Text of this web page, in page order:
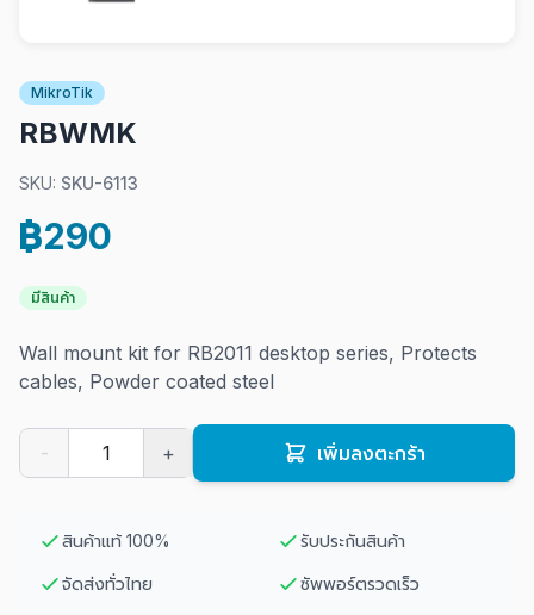
MikroTik
RBWMK
SKU: SKU-6113
฿290
มีสินค้า
Wall mount kit for RB2011 desktop series, Protects
cables, Powder coated steel
- + เพิ่มลงตะกร้า
สินค้าแท้ 100% รับประกันสินค้า
จัดส่งทั่วไทย ซัพพอร์ตรวดเร็ว